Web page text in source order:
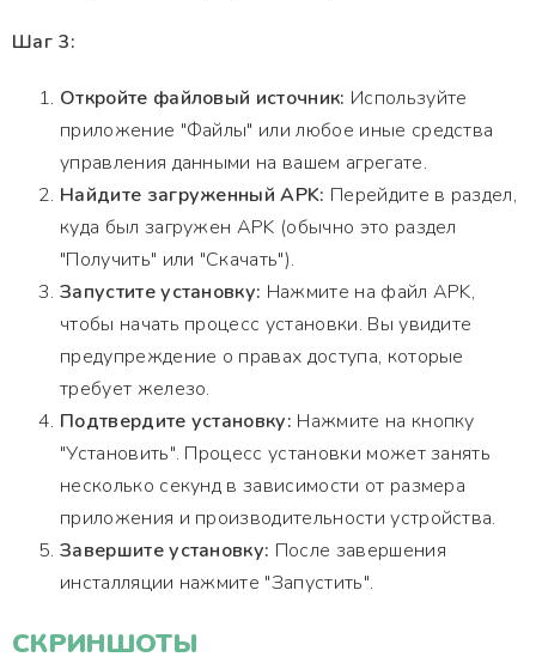
Шаг 3:
Откройте файловый источник: Используйте
приложение "Файлы" или любое иные средства
управления данными на вашем агрегате.
Найдите загруженный APK: Перейдите в раздел,
куда был загружен APK (обычно это раздел
"Получить" или "Скачать").
Запустите установку: Нажмите на файл APK,
чтобы начать процесс установки. Вы увидите
предупреждение о правах доступа, которые
требует железо.
Подтвердите установку: Нажмите на кнопку
"Установить". Процесс установки может занять
несколько секунд в зависимости от размера
приложения и производительности устройства.
Завершите установку: После завершения
инсталляции нажмите "Запустить".
СКРИНШОТЫ